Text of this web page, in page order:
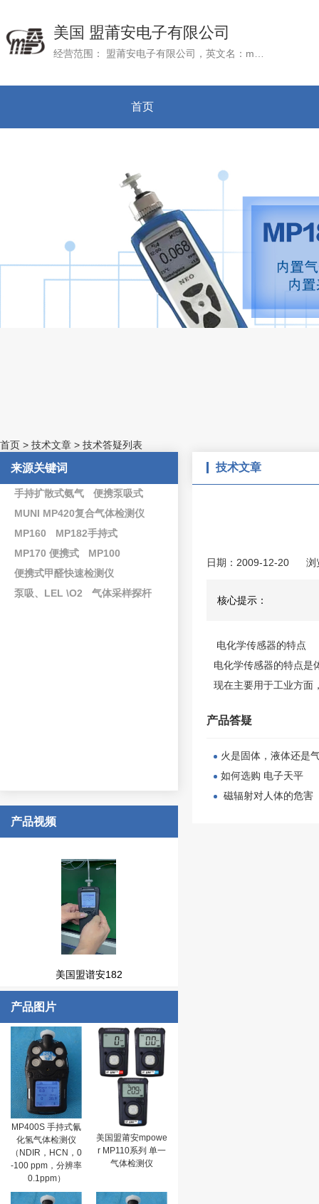
美国 盟莆安电子有限公司
首页
首页 > 技术文章 > 技术答疑列表
来源关键词
手持扩散式氨气
便携泵吸式
MUNI MP420复合气体检测仪
MP160
MP182手持式
MP170 便携式
MP100
便携式甲醛快速检测仪
泵吸、LEL \O2
气体采样探杆
产品视频
美国盟谱安182
产品图片
MP400S 手持式氰
化氢气体检测仪
（NDIR，HCN，0
-100 ppm，分辨率
0.1ppm）
美国盟莆安mpowe
r MP110系列 单一
气体检测仪
技术文章
日期：2009-12-20 浏
核心提示：
电化学传感器的特点
电化学传感器的特点是
现在主要用于工业方面
产品答疑
火是固体，液体还是
如何选购 电子天平
磁辐射对人体的危害